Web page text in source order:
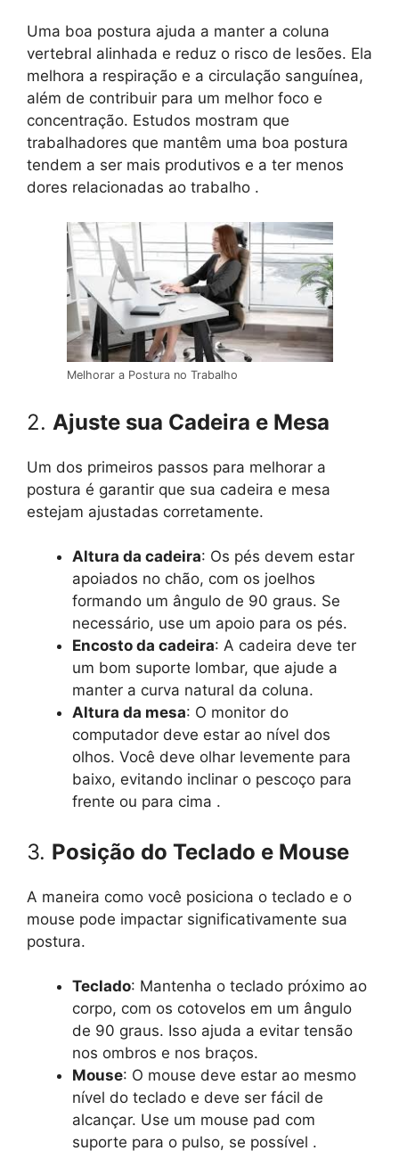
Uma boa postura ajuda a manter a coluna
vertebral alinhada e reduz o risco de lesões. Ela
melhora a respiração e a circulação sanguínea,
além de contribuir para um melhor foco e
concentração. Estudos mostram que
trabalhadores que mantêm uma boa postura
tendem a ser mais produtivos e a ter menos
dores relacionadas ao trabalho .
Melhorar a Postura no Trabalho
2. Ajuste sua Cadeira e Mesa
Um dos primeiros passos para melhorar a
postura é garantir que sua cadeira e mesa
estejam ajustadas corretamente.
Altura da cadeira: Os pés devem estar
apoiados no chão, com os joelhos
formando um ângulo de 90 graus. Se
necessário, use um apoio para os pés.
Encosto da cadeira: A cadeira deve ter
um bom suporte lombar, que ajude a
manter a curva natural da coluna.
Altura da mesa: O monitor do
computador deve estar ao nível dos
olhos. Você deve olhar levemente para
baixo, evitando inclinar o pescoço para
frente ou para cima .
3. Posição do Teclado e Mouse
A maneira como você posiciona o teclado e o
mouse pode impactar significativamente sua
postura.
Teclado: Mantenha o teclado próximo ao
corpo, com os cotovelos em um ângulo
de 90 graus. Isso ajuda a evitar tensão
nos ombros e nos braços.
Mouse: O mouse deve estar ao mesmo
nível do teclado e deve ser fácil de
alcançar. Use um mouse pad com
suporte para o pulso, se possível .